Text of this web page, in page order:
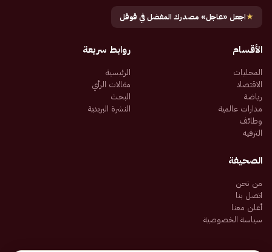
★اجعل «عاجل» مصدرك المفضل في قوقل
الأقسام
المحليات
الاقتصاد
رياضة
مدارات عالمية
وظائف
الترفيه
روابط سريعة
الرئيسية
مقالات الرأي
البحث
النشرة البريدية
الصحيفة
من نحن
اتصل بنا
أعلن معنا
سياسة الخصوصية